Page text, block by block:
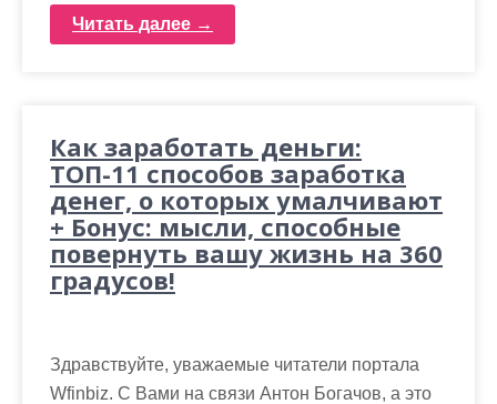
Читать далее →
Как заработать деньги:
ТОП-11 способов заработка
денег, о которых умалчивают
+ Бонус: мысли, способные
повернуть вашу жизнь на 360
градусов!
Здравствуйте, уважаемые читатели портала
Wfinbiz. С Вами на связи Антон Богачов, а это